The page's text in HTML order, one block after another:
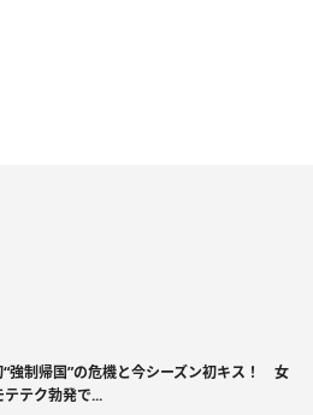
“強制帰国”の危機と今シーズン初キス！ 女
テク勃発で...